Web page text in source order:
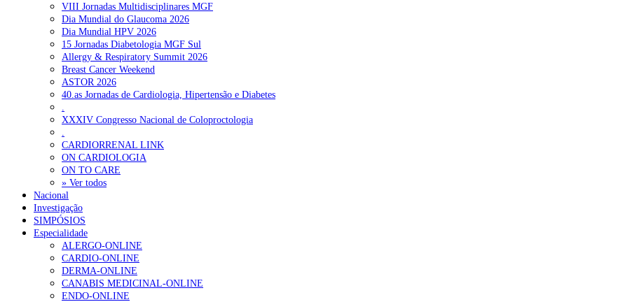
Plataforma criada por estudantes apoia famílias após diagnóstico de demência
ULS Alto Alentejo e IPO de Lisboa reforçam cooperação em Oncologia, formação e investigação
Montenegro defende gestão pública ou privada para garantir médicos de família
Governo admite cobrar taxas a utentes que recusem vaga em cuidados continuados
Estudo aponta potencial da casca de maracujá-roxo no controlo da inflamação da asma
MAIS LIDAS
Enfermagem Forense. “Da urgência ao tribunal, cada gesto conta e cada profissional faz a diferença”
202 visualizações
Alguns milhares de utentes podem ficar sem médico de família com nova regras do registo, alerta associação
167 visualizações
VIII Jornadas Multidisciplinares MGF
Dia Mundial do Glaucoma 2026
Dia Mundial HPV 2026
15 Jornadas Diabetologia MGF Sul
Allergy & Respiratory Summit 2026
Breast Cancer Weekend
ASTOR 2026
40.as Jornadas de Cardiologia, Hipertensão e Diabetes
.
XXXIV Congresso Nacional de Coloproctologia
.
CARDIORRENAL LINK
ON CARDIOLOGIA
ON TO CARE
» Ver todos
Nacional
Investigação
SIMPÓSIOS
Especialidade
ALERGO-ONLINE
CARDIO-ONLINE
DERMA-ONLINE
CANABIS MEDICINAL-ONLINE
ENDO-ONLINE